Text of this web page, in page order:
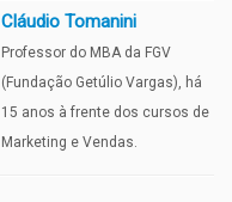
Cláudio Tomanini
Professor do MBA da FGV
(Fundação Getúlio Vargas), há
15 anos à frente dos cursos de
Marketing e Vendas.